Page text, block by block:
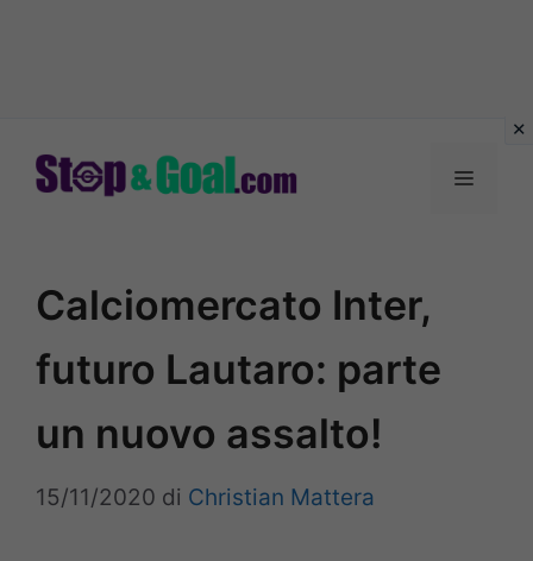
Menu
Calciomercato Inter,
futuro Lautaro: parte
un nuovo assalto!
15/11/2020 di Christian Mattera